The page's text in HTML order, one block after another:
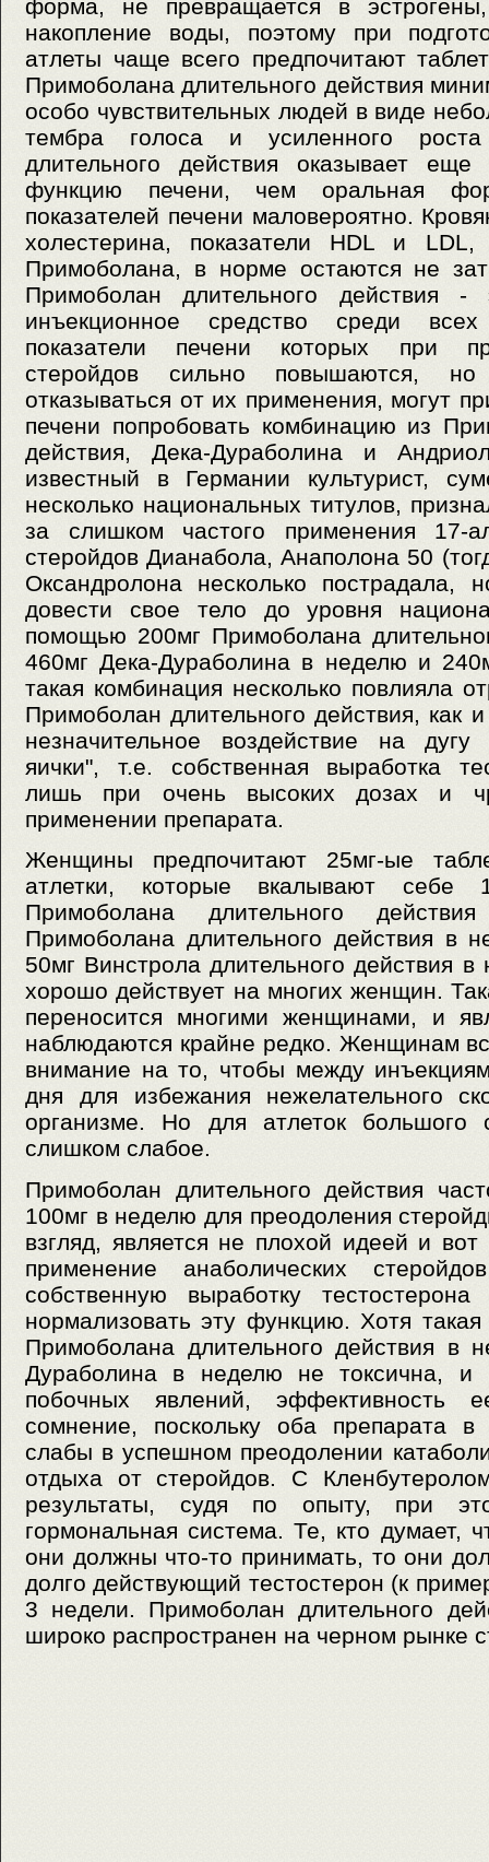
форма, не превращается в
накопление воды, поэтому при
атлеты чаще всего предпочитают
Примоболана длительного действия
особо чувствительных людей в виде
тембра голоса и усиленного
длительного действия оказывает
функцию печени, чем оральная
показателей печени маловероятно.
холестерина, показатели HDL и
Примоболана, в норме остаются не
Примоболан длительного действия
инъекционное средство среди
показатели печени которых при
стеройдов сильно повышаются,
отказываться от их применения, могут
печени попробовать комбинацию из
действия, Дека-Дураболина и
известный в Германии культурист,
несколько национальных титулов,
за слишком частого применения 17-
стеройдов Дианабола, Анаполона 50
Оксандролона несколько пострадала,
довести свое тело до уровня
помощью 200мг Примоболана
460мг Дека-Дураболина в неделю и
такая комбинация несколько повлияла
Примоболан длительного действия, как
незначительное воздействие на дугу
яички", т.е. собственная выработка
лишь при очень высоких дозах и
применении препарата.
Женщины предпочитают 25мг-ые
атлетки, которые вкалывают себе
Примоболана длительного
Примоболана длительного действия в
50мг Винстрола длительного действия
хорошо действует на многих женщин.
переносится многими женщинами, и
наблюдаются крайне редко. Женщинам
внимание на то, чтобы между
дня для избежания нежелательного
организме. Но для атлеток большого
слишком слабое.
Примоболан длительного действия
100мг в неделю для преодоления
взгляд, является не плохой идеей и
применение анаболических
собственную выработку
нормализовать эту функцию. Хотя такая
Примоболана длительного действия в
Дураболина в неделю не токсична, и
побочных явлений,
сомнение, поскольку оба препарата
слабы в успешном преодолении
отдыха от стеройдов. С
результаты, судя по опыту, при
гормональная система. Те, кто думает,
они должны что-то принимать, то они
долго действующий тестостерон (к
3 недели. Примоболан длительного
широко распространен на черном рынке